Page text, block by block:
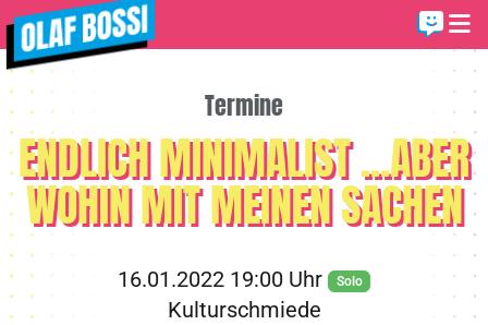
Termine
ENDLICH MINIMALIST ...ABER
WOHIN MIT MEINEN SACHEN
16.01.2022 19:00 Uhr Solo
Kulturschmiede